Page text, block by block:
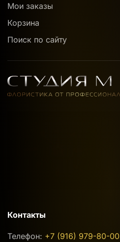
Мои заказы
Корзина
Поиск по сайту
Контакты
Телефон: +7 (916) 979-80-00